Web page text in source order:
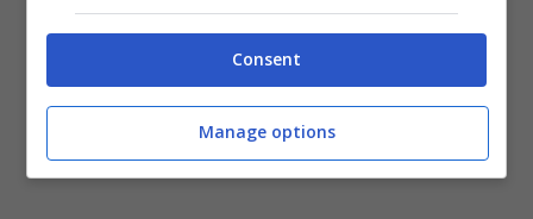
Consent
Manage options